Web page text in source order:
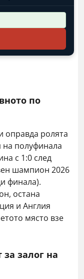
по
оправда ролята
на полуфинала
с 1:0 след
шампион 2026
финала).
остана
и Англия
място взе
залог на